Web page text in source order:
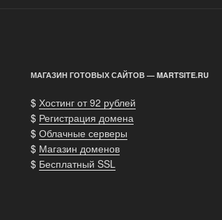
МАГАЗИН ГОТОВЫХ САЙТОВ — MARTSITE.RU
$ Хостинг от 92 рублей
$ Регистрация домена
$ Облачные серверы
$ Магазин доменов
$ Бесплатный SSL